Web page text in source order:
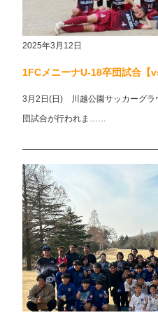
2025年3月12日
1FCメニーナU-18卒団試合【
3月2日(日) 川越公園サッカーグラ
団試合が行われま……